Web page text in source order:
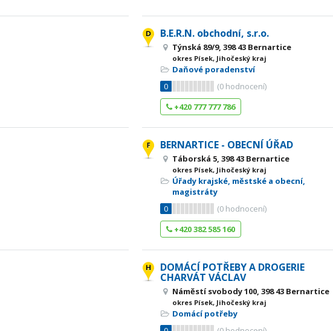
B.E.R.N. obchodní, s.r.o.
Týnská 89/9, 398 43 Bernartice
okres Písek, Jihočeský kraj
Daňové poradenství
0
(0 hodnocení)
+420 777 777 786
BERNARTICE - OBECNÍ ÚŘAD
Táborská 5, 398 43 Bernartice
okres Písek, Jihočeský kraj
Úřady krajské, městské a obecní,
magistráty
0
(0 hodnocení)
+420 382 585 160
DOMÁCÍ POTŘEBY A DROGERIE
CHARVÁT VÁCLAV
Náměstí svobody 100, 398 43 Bernartice
okres Písek, Jihočeský kraj
Domácí potřeby